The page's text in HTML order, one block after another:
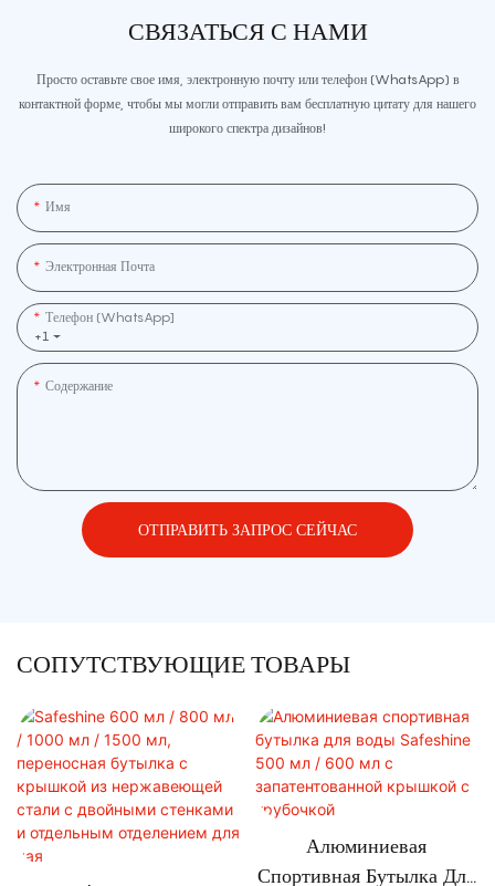
СВЯЗАТЬСЯ С НАМИ
Просто оставьте свое имя, электронную почту или телефон (WhatsApp) в
контактной форме, чтобы мы могли отправить вам бесплатную цитату для нашего
широкого спектра дизайнов!
Имя
Электронная Почта
+1
Телефон (WhatsApp]
Содержание
ОТПРАВИТЬ ЗАПРОС СЕЙЧАС
СОПУТСТВУЮЩИЕ ТОВАРЫ
Алюминиевая
Спортивная Бутылка Для